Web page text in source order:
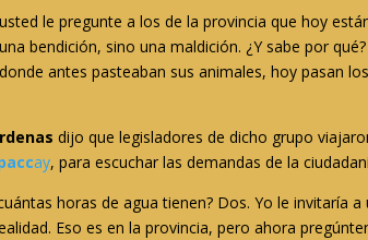
le pregunte a los de la provincia que hoy
bendición, sino una maldición. ¿Y sabe por
antes pasteaban sus animales, hoy pasan
dijo que legisladores de dicho grupo
ay, para escuchar las demandas de la
horas de agua tienen? Dos. Yo le invitaría
Eso es en la provincia, pero ahora